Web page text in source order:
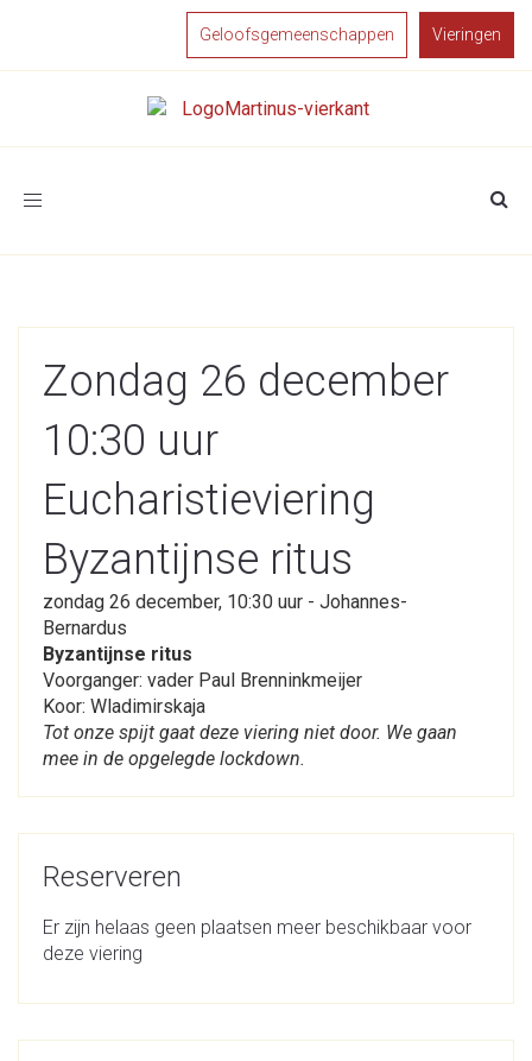
Geloofsgemeenschappen Vieringen
Toggle
Zondag 26 december
10:30 uur
Eucharistieviering
Byzantijnse ritus
zondag 26 december, 10:30 uur - Johannes-
Bernardus
Byzantijnse ritus
Voorganger: vader Paul Brenninkmeijer
Koor: Wladimirskaja
Tot onze spijt gaat deze viering niet door. We gaan
mee in de opgelegde lockdown.
Reserveren
Er zijn helaas geen plaatsen meer beschikbaar voor
deze viering